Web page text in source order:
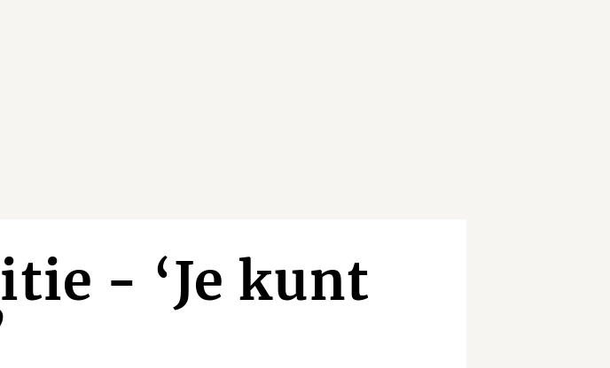
- ‘Je kunt